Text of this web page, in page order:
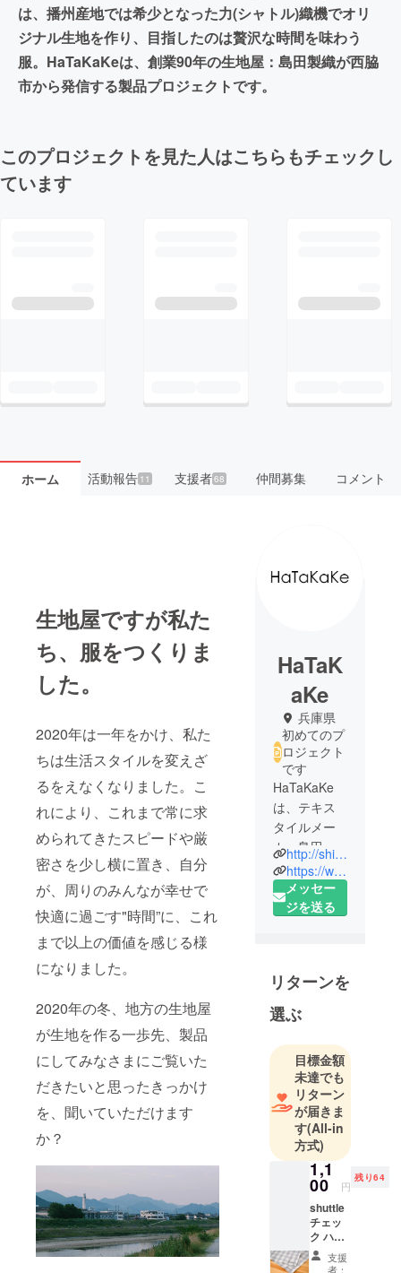
は、播州産地では希少となった力(シャトル)織機でオリ
ジナル生地を作り、目指したのは贅沢な時間を味わう
服。HaTaKaKeは、創業90年の生地屋：島田製織が西脇
市から発信する製品プロジェクトです。
このプロジェクトを見た人はこちらもチェックし
ています
ホーム 活動報告11 支援者68 仲間募集 コメント
生地屋ですが私た
ち、服をつくりま
した。
2020年は一年をかけ、私た
ちは生活スタイルを変えざ
るをえなくなりました。こ
れにより、 これまで常に求
められてきたスピードや厳
密さを少し横に置き、自分
が、周りのみんなが幸せで
快適に過ごす"時間”に、これ
まで以上の価値を感じる様
になりました。
2020年の冬、地方の生地屋
が生地を作る一歩先、製品
にしてみなさまにご覧いた
だきたいと思ったきっかけ
を、聞いていただけます
か？
HaTaK
aKe
兵庫県
初めてのプ
ロジェクト
です
HaTaKaKe
は、テキス
タイルメー
カー島田製
織(株)が
2021年春、
新たにス
ジェクトで
す。
私たちには
自社工場こ
そありませ
んが、企画
力と提案力
には溢れて
います！近
隣工場みな
さまのご協
力の元、各
工程の職人
さんたちと
相談しなが
http://shimada-seishoku.com/
https://www.instagram.com/hatakake_/
メッセー
ジを送る
リターンを
選ぶ
目標金額
未達でも
リターン
が届きま
す(All-in
方式)
1,1
00 円
残り64
shuttle
チェッ
ク ハン
カチ(グ
レー)支援
者：